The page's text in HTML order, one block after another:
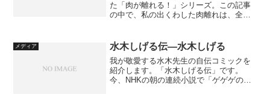
た「肉が離れる！」シリーズ。この記事
の中で、私の出くわした肉離れは、全治
がようやく経過したのですが、果たして
どのようになっているので...
メディア 水木しげる伝―水木しげる
我が敬愛する水木先生の自伝コミックを
紹介します。「水木しげる伝」です。
今、NHKの朝の連続小説で「ゲゲゲの女